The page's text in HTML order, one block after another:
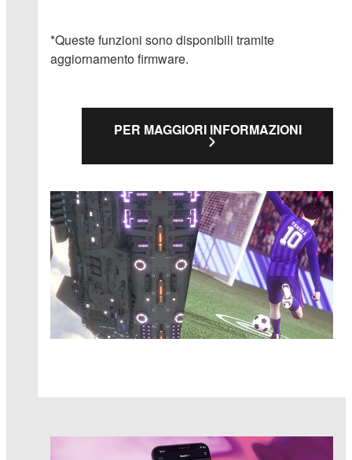
*Queste funzioni sono disponibili tramite
aggiornamento firmware.
PER MAGGIORI INFORMAZIONI